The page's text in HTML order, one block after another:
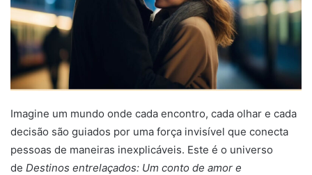
Imagine um mundo onde cada encontro, cada olhar e cada
decisão são guiados por uma força invisível que conecta
pessoas de maneiras inexplicáveis. Este é o universo
de Destinos entrelaçados: Um conto de amor e